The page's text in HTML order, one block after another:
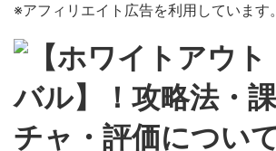
※アフィリエイト広告を利用しています。